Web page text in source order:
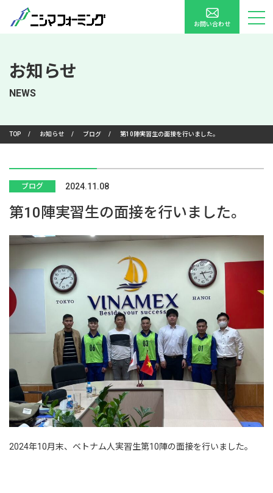
お問い合わせ
お知らせ
NEWS
TOP / お知らせ / ブログ / 第10陣実習生の面接を行いました。
ブログ 2024.11.08
第10陣実習生の面接を行いました。
2024年10月末、ベトナム人実習生第10陣の面接を行いました。